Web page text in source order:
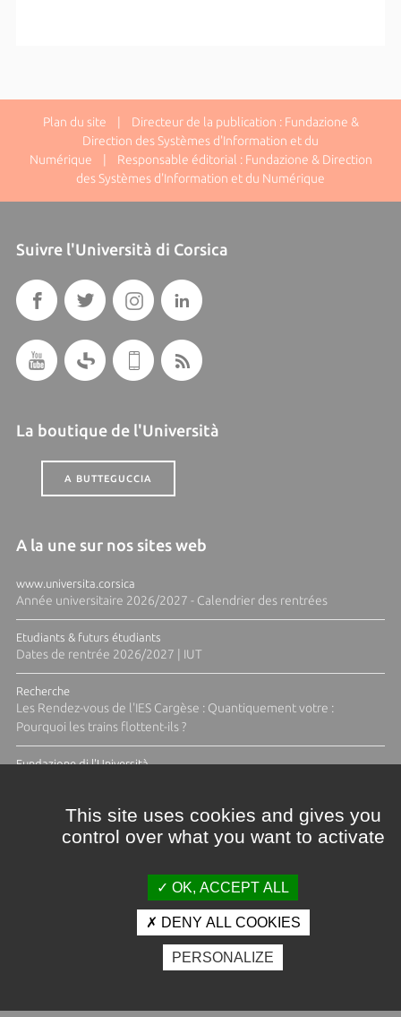
Plan du site | Directeur de la publication : Fundazione &
Direction des Systèmes d'Information et du
Numérique | Responsable éditorial : Fundazione & Direction
des Systèmes d'Information et du Numérique
Suivre l'Università di Corsica
La boutique de l'Università
A BUTTEGUCCIA
A la une sur nos sites web
www.universita.corsica
Année universitaire 2026/2027 - Calendrier des rentrées
Etudiants & futurs étudiants
Dates de rentrée 2026/2027 | IUT
Recherche
Les Rendez-vous de l'IES Cargèse : Quantiquement votre :
Pourquoi les trains flottent-ils ?
Fundazione di l'Università
Crédits et mentions légales
Espace presse
Photothèque
This site uses cookies and gives you
control over what you want to activate
OK, ACCEPT ALL
DENY ALL COOKIES
PERSONALIZE